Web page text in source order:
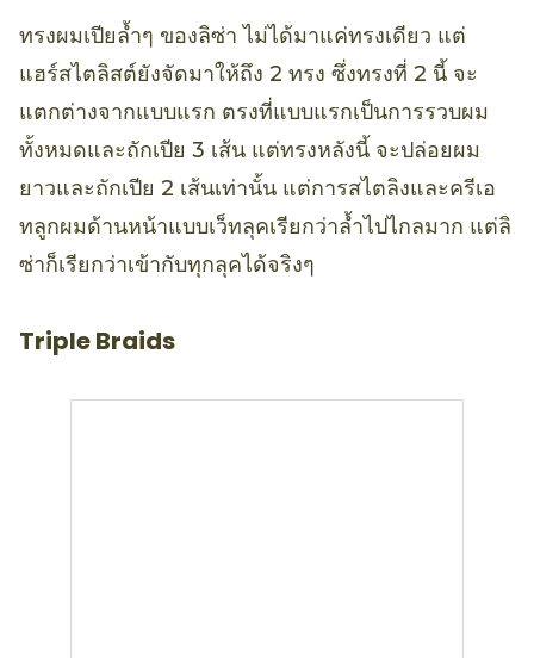
ทรงผมเปียล้ำๆ ของลิซ่า ไม่ได้มาแค่ทรงเดียว แต่
แฮร์สไตลิสต์ยังจัดมาให้ถึง 2 ทรง ซึ่งทรงที่ 2 นี้ จะ
แตกต่างจากแบบแรก ตรงที่แบบแรกเป็นการรวบผม
ทั้งหมดและถักเปีย 3 เส้น แต่ทรงหลังนี้ จะปล่อยผม
ยาวและถักเปีย 2 เส้นเท่านั้น แต่การสไตลิงและครีเอ
ทลูกผมด้านหน้าแบบเว็ทลุคเรียกว่าล้ำไปไกลมาก แต่ลิ
ซ่าก็เรียกว่าเข้ากับทุกลุคได้จริงๆ
Triple Braids